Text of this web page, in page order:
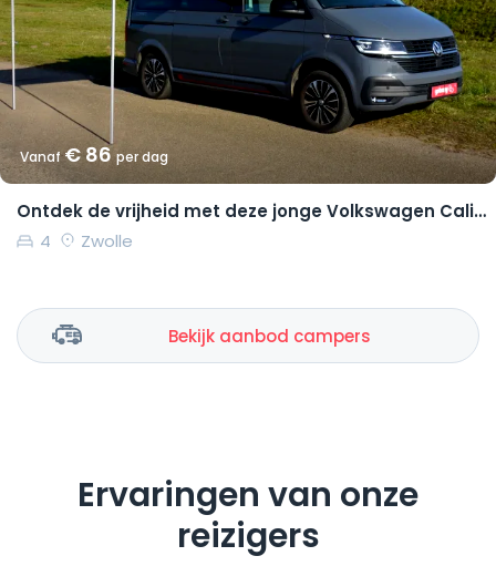
Vanaf€ 86per dag
Ontdek de vrijheid met deze jonge Volkswagen California Coast
4
Zwolle
Bekijk aanbod campers
Ervaringen van onze
reizigers